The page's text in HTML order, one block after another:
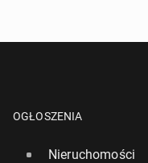
OGŁOSZENIA
Nieruchomości